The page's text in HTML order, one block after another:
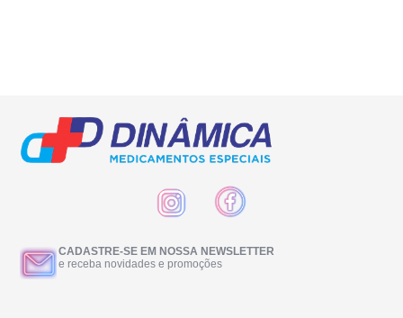
CADASTRE-SE EM NOSSA NEWSLETTER
e receba novidades e promoções